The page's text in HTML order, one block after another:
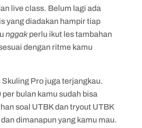
live class. Belum lagi ada
yang diadakan hampir tiap
nggakperlu ikut les tambahan
dengan ritme kamu
Pro juga terjangkau.
bulan kamu sudah bisa
soal UTBK dan tryout UTBK
dimanapun yang kamu mau.